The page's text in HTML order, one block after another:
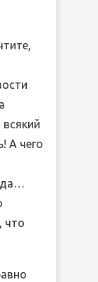
всякий
А чего
да…
что